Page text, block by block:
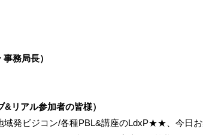
務局長）
リアル参加者の皆様）
域発ビジコン/各種PBL&講座のLdxP★★、今日